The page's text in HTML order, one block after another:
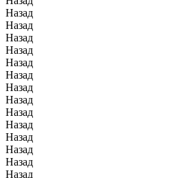
Назад
Назад
Назад
Назад
Назад
Назад
Назад
Назад
Назад
Назад
Назад
Назад
Назад
Назад